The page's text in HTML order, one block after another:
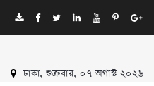
ঢাকা, শুক্রবার, ০৭ অগাস্ট ২০২৬